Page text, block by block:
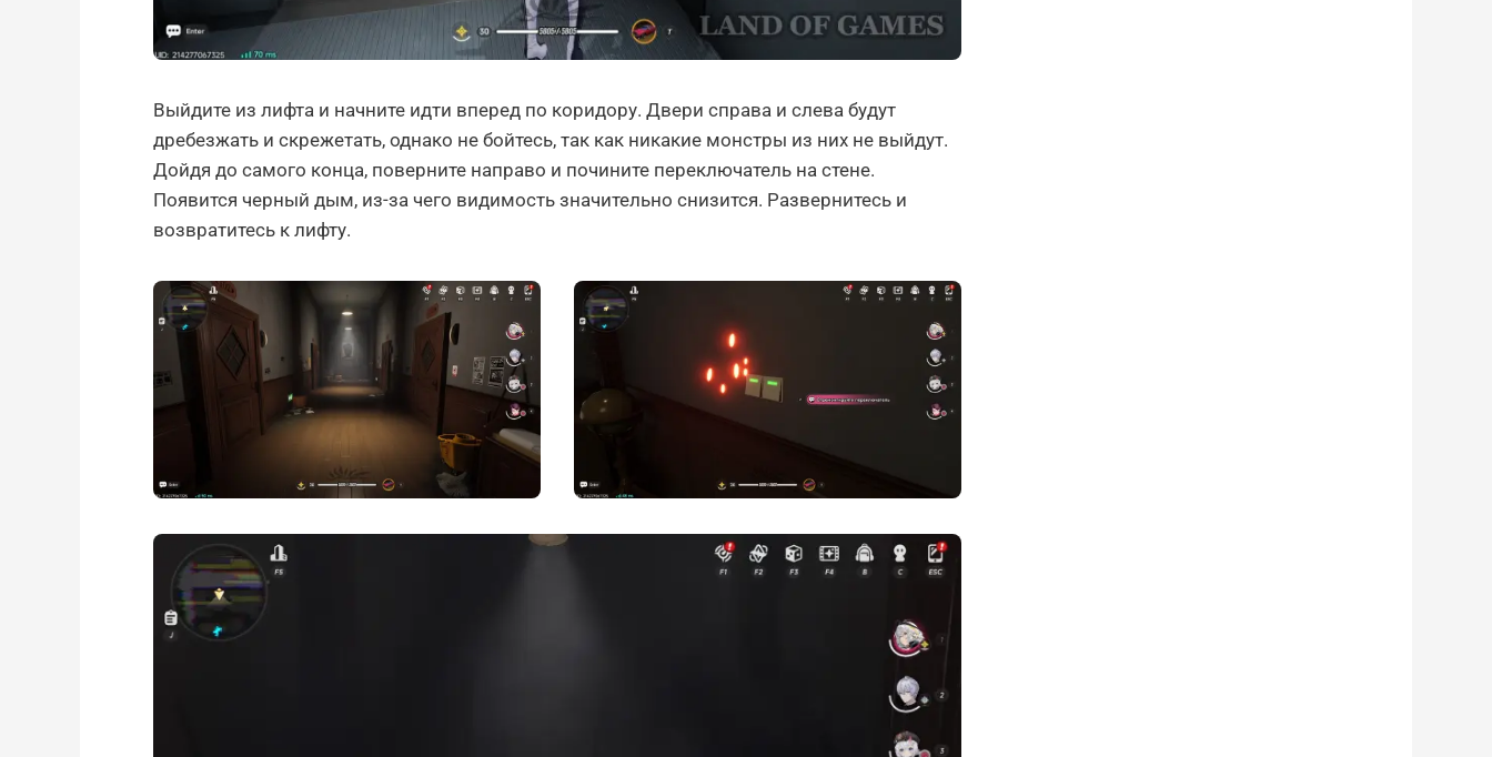
Выйдите из лифта и начните идти вперед по коридору. Двери справа и слева будут
дребезжать и скрежетать, однако не бойтесь, так как никакие монстры из них не выйдут.
Дойдя до самого конца, поверните направо и почините переключатель на стене.
Появится черный дым, из-за чего видимость значительно снизится. Развернитесь и
возвратитесь к лифту.